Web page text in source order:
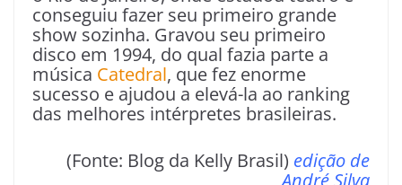
conseguiu fazer seu primeiro grande
show sozinha. Gravou seu primeiro
disco em 1994, do qual fazia parte a
música Catedral, que fez enorme
sucesso e ajudou a elevá-la ao ranking
das melhores intérpretes brasileiras.
(Fonte: Blog da Kelly Brasil) edição de